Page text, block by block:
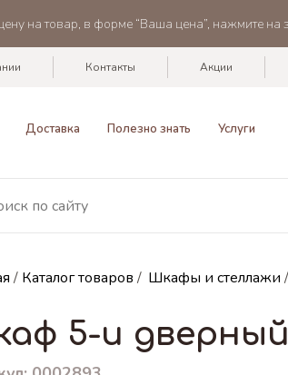
на товар, в форме “Ваша цена”, нажмите
Контакты Акции
Доставка Полезно знать Услуги
/ Каталог товаров / Шкафы и стеллажи /
5-и дверный